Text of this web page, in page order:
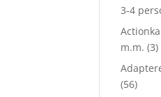
3-4
m.m. (3)
(56)